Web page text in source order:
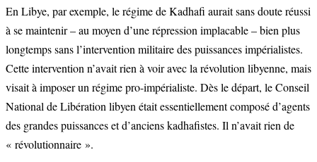
En Libye, par exemple, le régime de Kadhafi aurait sans doute réussi
à se maintenir – au moyen d’une répression implacable – bien plus
longtemps sans l’intervention militaire des puissances impérialistes.
Cette intervention n’avait rien à voir avec la révolution libyenne, mais
visait à imposer un régime pro-impérialiste. Dès le départ, le Conseil
National de Libération libyen était essentiellement composé d’agents
des grandes puissances et d’anciens kadhafistes. Il n’avait rien de
« révolutionnaire ».